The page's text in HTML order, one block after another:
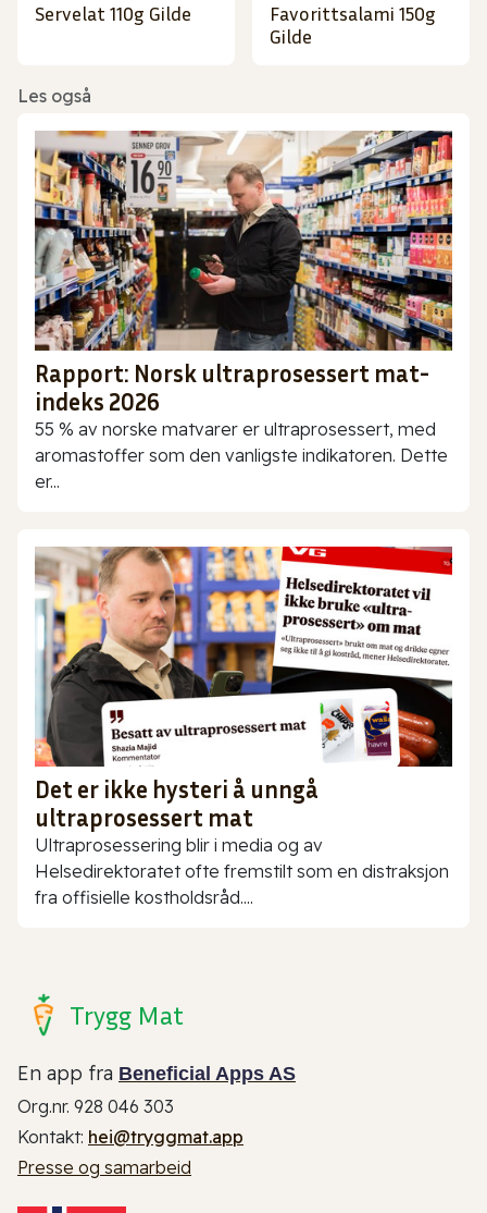
Servelat 110g Gilde
Favorittsalami 150g
Gilde
Les også
Rapport: Norsk ultraprosessert mat-
indeks 2026
55 % av norske matvarer er ultraprosessert, med
aromastoffer som den vanligste indikatoren. Dette
er...
Det er ikke hysteri å unngå
ultraprosessert mat
Ultraprosessering blir i media og av
Helsedirektoratet ofte fremstilt som en distraksjon
fra offisielle kostholdsråd....
Trygg Mat
En app fra Beneficial Apps AS
Org.nr. 928 046 303
Kontakt: hei@tryggmat.app
Presse og samarbeid